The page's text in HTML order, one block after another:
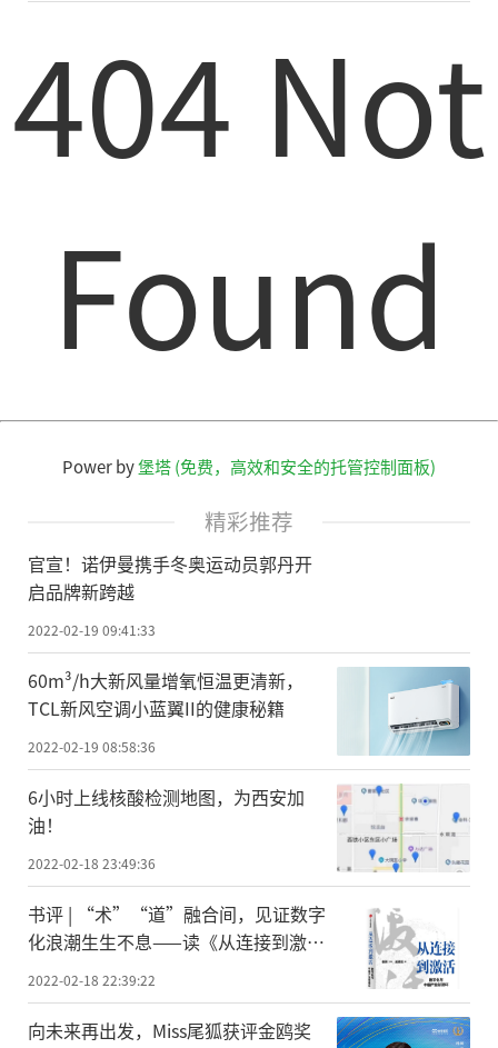
404 Not
Found
Power by堡塔 (免费，高效和安全的托管控制面板)
精彩推荐
官宣！诺伊曼携手冬奥运动员郭丹开
启品牌新跨越
2022-02-19 09:41:33
60m³/h大新风量增氧恒温更清新，
TCL新风空调小蓝翼II的健康秘籍
2022-02-19 08:58:36
6小时上线核酸检测地图，为西安加
油！
2022-02-18 23:49:36
书评 | “术”“道”融合间，见证数字
化浪潮生生不息——读《从连接到激
活》
2022-02-18 22:39:22
向未来再出发，Miss尾狐获评金鸥奖